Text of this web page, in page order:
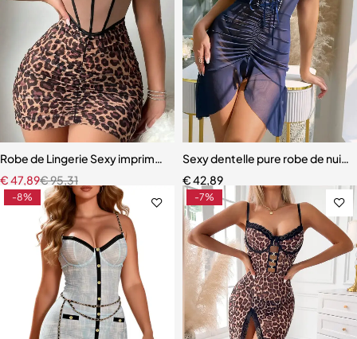
Robe de Lingerie Sexy imprimé léopard Design arête de poisson
€95,31
€47,89
Sexy dentelle pure robe de nuit
€42,89
-8% -7%